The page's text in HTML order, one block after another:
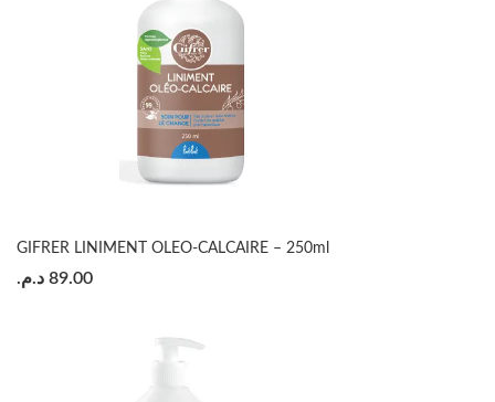
GIFRER LINIMENT OLEO-CALCAIRE – 250ml
89.00 د.م.